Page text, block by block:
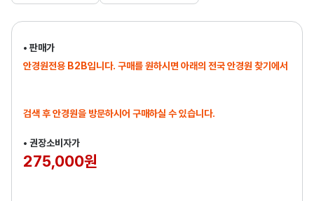
• 판매가
안경원전용 B2B입니다. 구매를 원하시면 아래의 전국 안경원 찾기에서
검색 후 안경원을 방문하시어 구매하실 수 있습니다.
• 권장소비자가
275,000원